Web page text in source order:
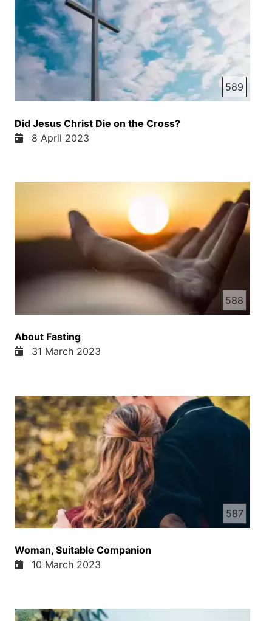
589
Did Jesus Christ Die on the Cross?
8 April 2023
588
About Fasting
31 March 2023
587
Woman, Suitable Companion
10 March 2023